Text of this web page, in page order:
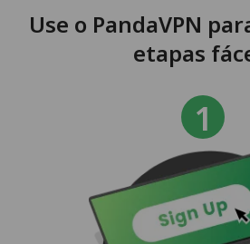
Use o PandaVPN
etapas